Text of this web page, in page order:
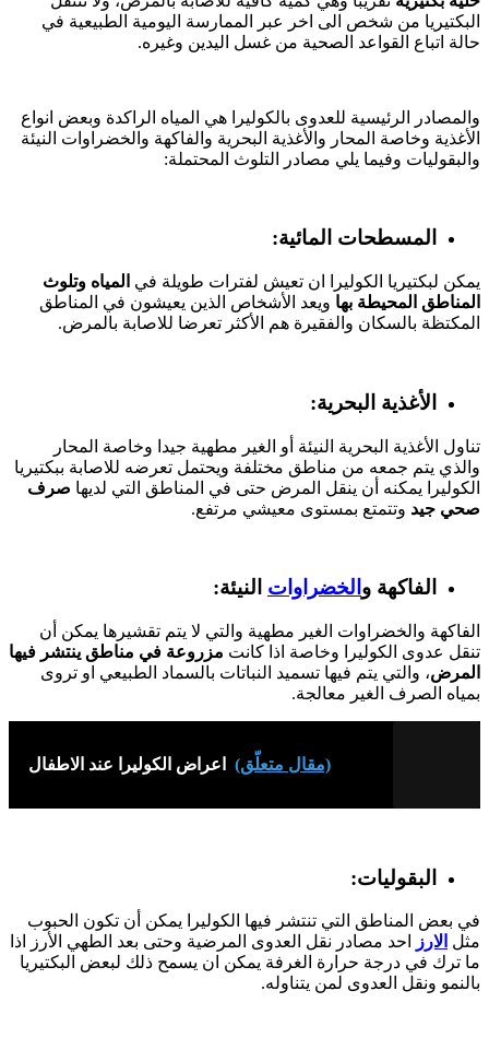
البكتيريا من شخص الى اخر عبر الممارسة اليومية الطبيعية في
حالة اتباع القواعد الصحية من غسل اليدين وغيره.
والمصادر الرئيسية للعدوى بالكوليرا هي المياه الراكدة وبعض انواع
الأغذية وخاصة المحار والأغذية البحرية والفاكهة والخضراوات النيئة
والبقوليات وفيما يلي مصادر التلوث المحتملة:
المسطحات المائية:
يمكن لبكتيريا الكوليرا ان تعيش لفترات طويلة في المياه وتلوث
المناطق المحيطة بها ويعد الأشخاص الذين يعيشون في المناطق
المكتظة بالسكان والفقيرة هم الأكثر تعرضا للاصابة بالمرض.
الأغذية البحرية:
تناول الأغذية البحرية النيئة أو الغير مطهية جيدا وخاصة المحار
والذي يتم جمعه من مناطق مختلفة ويحتمل تعرضه للاصابة ببكتيريا
الكوليرا يمكنه أن ينقل المرض حتى في المناطق التي لديها صرف
صحي جيد وتتمتع بمستوى معيشي مرتفع.
الفاكهة و الخضراوات النيئة:
الفاكهة والخضراوات الغير مطهية والتي لا يتم تقشيرها يمكن أن
تنقل عدوى الكوليرا وخاصة اذا كانت مزروعة في مناطق ينتشر فيها
المرض، والتي يتم فيها تسميد النباتات بالسماد الطبيعي او تروى
بمياه الصرف الغير معالجة.
(مقال متعلّق) اعراض الكوليرا عند الاطفال
البقوليات:
في بعض المناطق التي تنتشر فيها الكوليرا يمكن أن تكون الحبوب
مثل الارز
احد مصادر نقل العدوى المرضية وحتى بعد الطهي الأرز اذا
ما ترك في درجة حرارة الغرفة يمكن ان يسمح ذلك لبعض البكتيريا
بالنمو ونقل العدوى لمن يتناوله.